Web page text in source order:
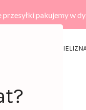
pakujemy w